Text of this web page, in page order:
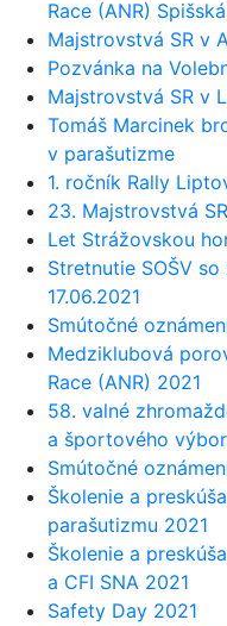
Race (ANR)
Majstrovstvá SR v
Pozvánka na
Majstrovstvá SR v
Tomáš Marcinek
v parašutizme
1. ročník Rally
23. Majstrovstvá
Let Strážovskou
Stretnutie SOŠV
17.06.2021
Smútočné
Medziklubová
Race (ANR) 2021
58. valné
a športového
Smútočné
Školenie a
parašutizmu 2021
Školenie a
a CFI SNA 2021
Safety Day 2021